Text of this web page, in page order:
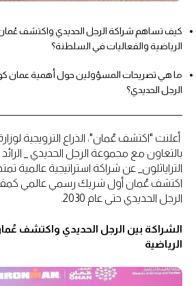
كيف تساهم شراكة الرجل الحديدي واكتشف
الرياضية والفعاليات في السلطنة؟
ما هي تصريحات المسؤولين حول أهمية عمان
الرجل الحديدي؟
أعلنت "اكتشف عُمان"، الذراع الترويجية
بالتعاون مع مجموعة الرجل الحديدي _
التراياثلون_ عن شراكة استراتيجية عالمية
اكتشف عُمان أول شريك رسمي عالمي
الرجل الحديدي حتى عام 2030.
الشراكة بين الرجل الحديدي واكتشف
الرياضية